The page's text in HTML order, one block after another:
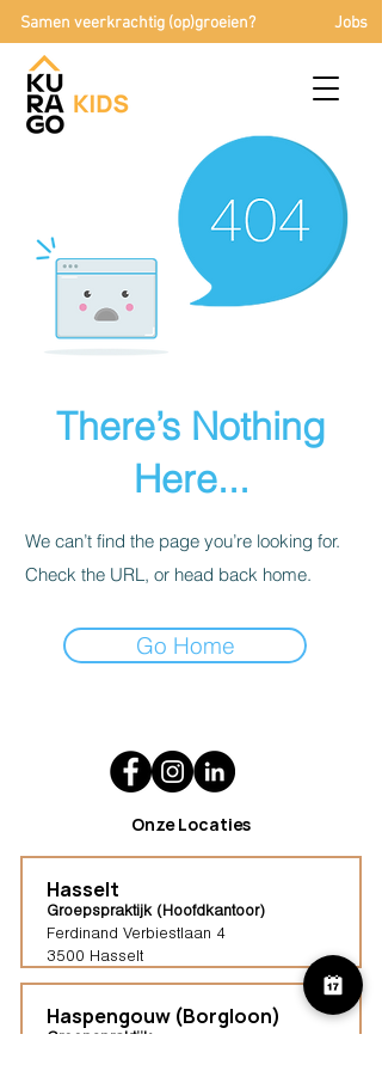
Samen veerkrachtig (op)groeien? Jobs
There’s Nothing
Here...
We can’t find the page you’re looking for.
Check the URL, or head back home.
Go Home
Onze Locaties
Hasselt
Groepspraktijk (Hoofdkantoor)
Ferdinand Verbiestlaan 4
3500 Hasselt
Haspengouw (Borgloon)